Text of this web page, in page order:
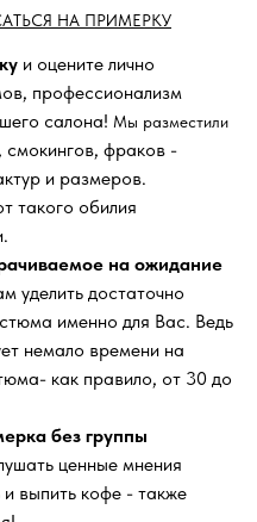
НА ПРИМЕРКУ
и оцените лично
профессионализм
салона! Мы разместили
смокингов, фраков -
и размеров.
такого обилия
на ожидание
уделить достаточно
именно для Вас. Ведь
немало времени на
как правило, от 30 до
без группы
ценные мнения
и выпить кофе - также